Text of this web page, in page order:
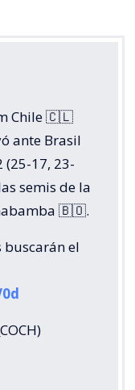
Chile 🇨🇱
ante Brasil
17, 23-
semis de la
🇧🇴.
buscarán el